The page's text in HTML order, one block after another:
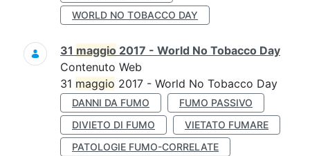
WORLD NO TOBACCO DAY
31 maggio 2017 - World No Tobacco Day
Contenuto Web
31 maggio 2017 - World No Tobacco Day
DANNI DA FUMO
FUMO PASSIVO
DIVIETO DI FUMO
VIETATO FUMARE
PATOLOGIE FUMO-CORRELATE